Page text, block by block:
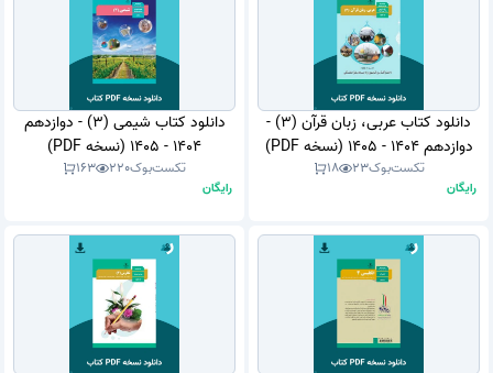
دانلود کتاب عربی، زبان قرآن (3) -
دوازدهم 1404 - 1405 (نسخه PDF)
تکست‌بوک23
18
رایگان
دانلود کتاب شیمی (3) - دوازدهم
1404 - 1405 (نسخه PDF)
تکست‌بوک220
163
رایگان